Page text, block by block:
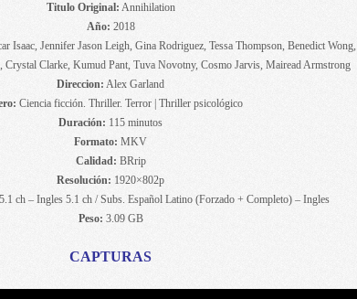
Titulo Original: Annihilation
Año: 2018
Isaac, Jennifer Jason Leigh, Gina Rodriguez, Tessa Thompson, Benedict Wong,
Clarke, Kumud Pant, Tuva Novotny, Cosmo Jarvis, Mairead Armstrong
Direccion: Alex Garland
Ciencia ficción. Thriller. Terror | Thriller psicológico
Duración: 115 minutos
Formato: MKV
Calidad: BRrip
Resolución: 1920×802p
ch – Ingles 5.1 ch / Subs. Español Latino (Forzado + Completo) – Ingles
Peso: 3.09 GB
CAPTURAS